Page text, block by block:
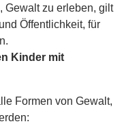
Gewalt zu erleben, gilt
Öffentlichkeit, für
Kinder mit
Formen von Gewalt,